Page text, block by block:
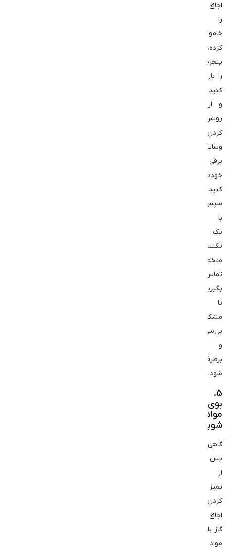
اجاق
را
خاموش
کرده،
پنجره‌ها
را باز
کنید
و از
روشن
کردن
وسایل
برقی
خودداری
کنید.
سپس
با
یک
تکنسین
متخصص
تماس
بگیرید
تا
مشکل
بررسی
و
برطرف
شود.
5.
بوی
مواد
شوینده
گاهی
پس
از
تمیز
کردن
اجاق
گاز با
مواد